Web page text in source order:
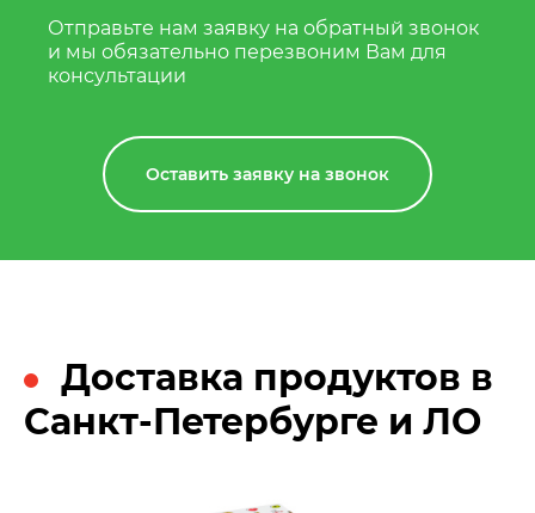
Отправьте нам заявку на обратный звонок
и мы обязательно перезвоним Вам для
консультации
Оставить заявку на звонок
Доставка продуктов в
Санкт-Петербурге и ЛО